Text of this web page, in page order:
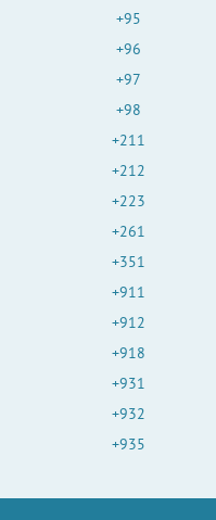
+95
+96
+97
+98
+211
+212
+223
+261
+351
+911
+912
+918
+931
+932
+935